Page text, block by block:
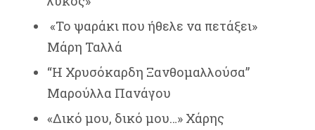
«Το ψαράκι που ήθελε να πετάξει»
Μάρη Ταλλά
“Η Χρυσόκαρδη Ξανθομαλλούσα”
Μαρούλλα Πανάγου
«Δικό μου, δικό μου…» Χάρης